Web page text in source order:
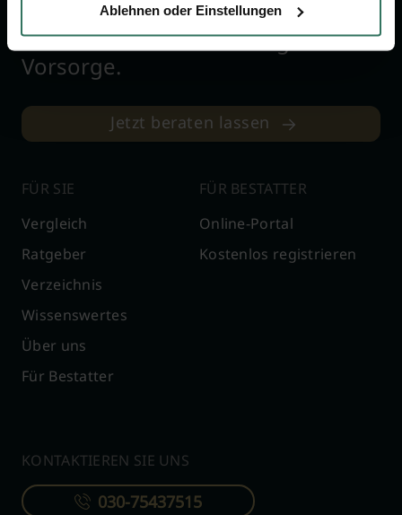
Ablehnen oder Einstellungen
Wir sind Ihr Ansprechpartner rund
um das Thema Bestattung &
Vorsorge.
Jetzt beraten lassen
FÜR SIE
Vergleich
Ratgeber
Verzeichnis
Wissenswertes
Über uns
Für Bestatter
FÜR BESTATTER
Online-Portal
Kostenlos registrieren
KONTAKTIEREN SIE UNS
030-75437515